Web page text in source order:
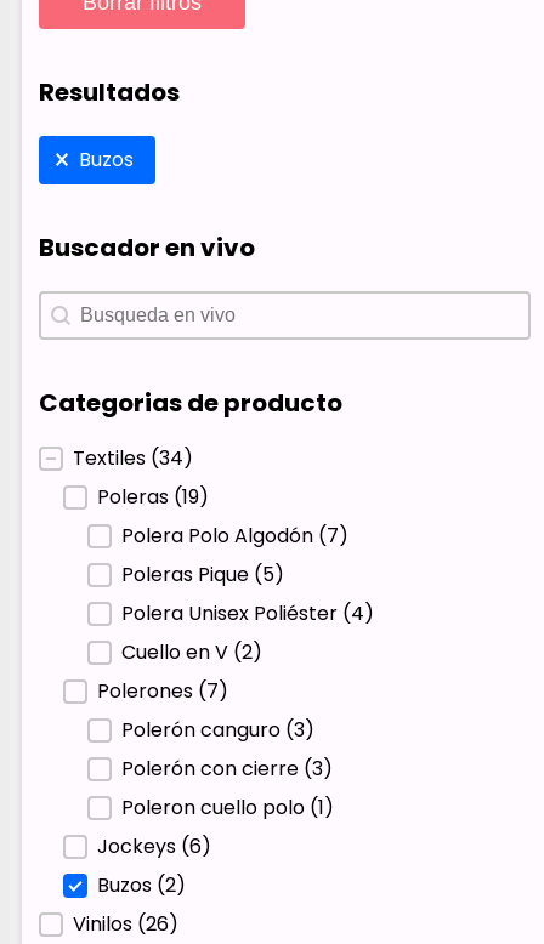
Resultados
Resultados
Buzos
Buscador en vivo
Buscador en vivo
Buscador en vivo
Categorias de producto
Categorias de producto
Textiles (34)
Poleras (19)
Polera Polo Algodón (7)
Poleras Pique (5)
Polera Unisex Poliéster (4)
Cuello en V (2)
Polerones (7)
Polerón canguro (3)
Polerón con cierre (3)
Poleron cuello polo (1)
Jockeys (6)
Buzos (2)
Vinilos (26)